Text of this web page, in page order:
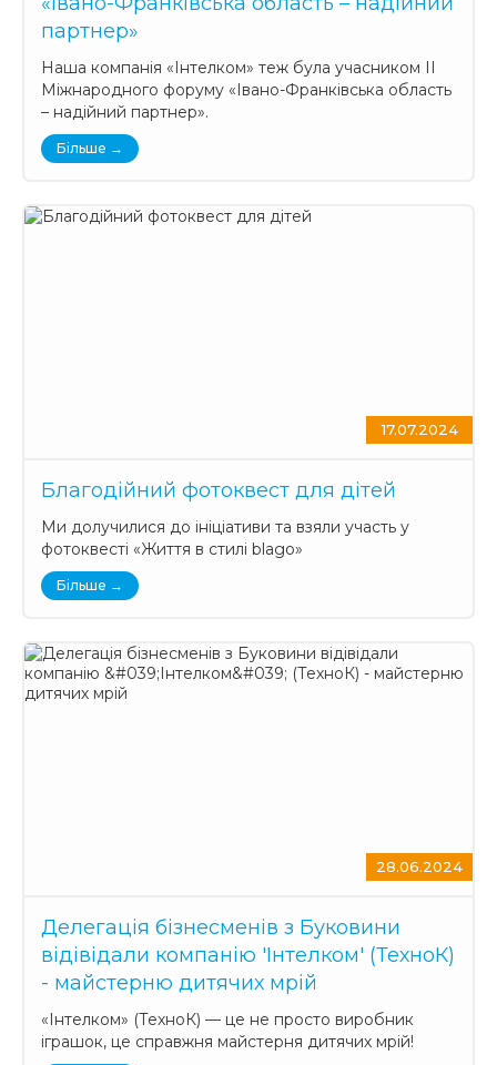
партнер»
Наша компанія «Інтелком» теж була учасником ІІ
Міжнародного форуму «Івано-Франківська область
– надійний партнер».
Більше →
17.07.2024
Благодійний фотоквест для дітей
Ми долучилися до ініціативи та взяли участь у
фотоквесті «Життя в стилі blago»
Більше →
28.06.2024
Делегація бізнесменів з Буковини
відівідали компанію 'Інтелком' (ТехноК)
- майстерню дитячих мрій
«Інтелком» (ТехноК) — це не просто виробник
іграшок, це справжня майстерня дитячих мрій!